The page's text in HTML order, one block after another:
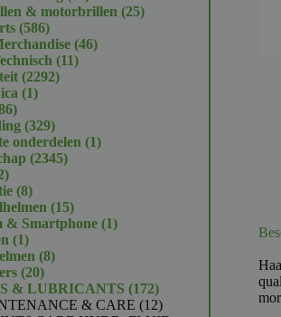
producten
& motorbrillen 2525
586586
producten
4646
1111
22922292
11
2386
producten
329329
producten
onderdelen 11
23452345
2
producten
88
producten
1515
producten
& Smartphone 11
11
product
88
2020
producten
& LUBRICANTS 172172
producten
& CARE 1212